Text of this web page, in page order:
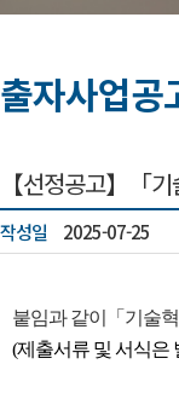
출자사업공
【선정공고】「
작성일 2025-07-25
붙임과 같이 「기술
(제출서류 및 서식은